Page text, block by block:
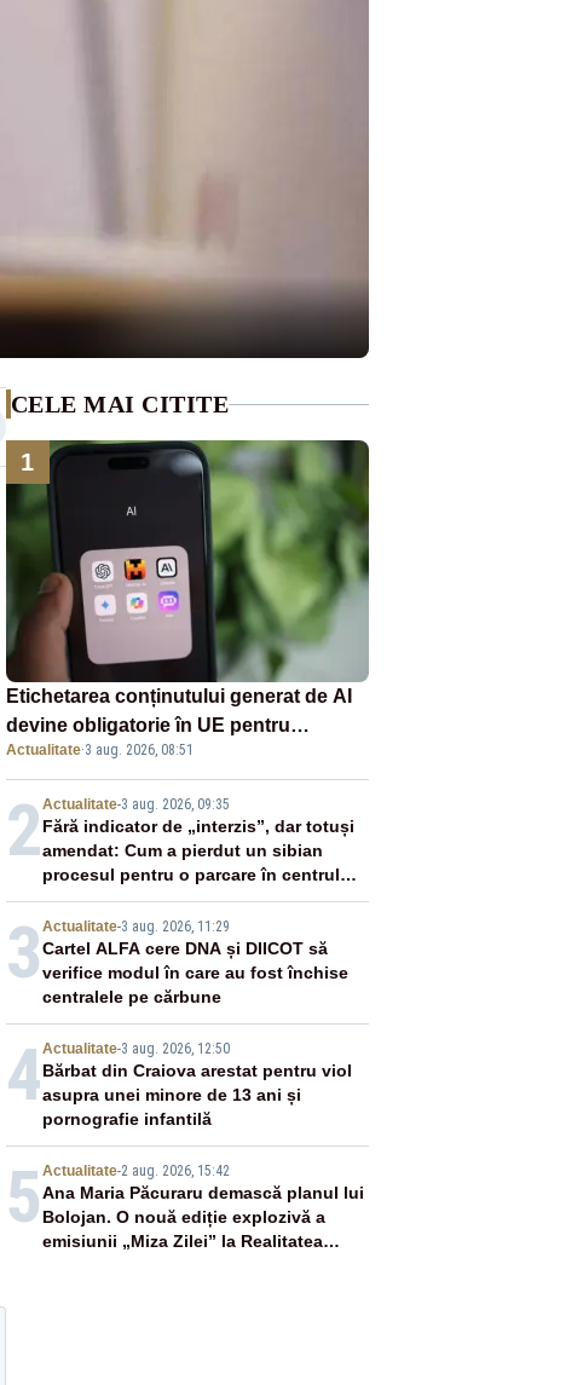
CELE MAI CITITE
1
Etichetarea conținutului generat de AI
devine obligatorie în UE pentru
companii
Actualitate·3 aug. 2026, 08:51
2Actualitate-3 aug. 2026, 09:35
Fără indicator de „interzis”, dar totuși
amendat: Cum a pierdut un sibian
procesul pentru o parcare în centrul
orașului
3 Actualitate-3 aug. 2026, 11:29
Cartel ALFA cere DNA și DIICOT să
verifice modul în care au fost închise
centralele pe cărbune
4Actualitate-3 aug. 2026, 12:50
Bărbat din Craiova arestat pentru viol
asupra unei minore de 13 ani și
pornografie infantilă
5 Actualitate-2 aug. 2026, 15:42
Ana Maria Păcuraru demască planul lui
Bolojan. O nouă ediție explozivă a
emisiunii „Miza Zilei” la Realitatea